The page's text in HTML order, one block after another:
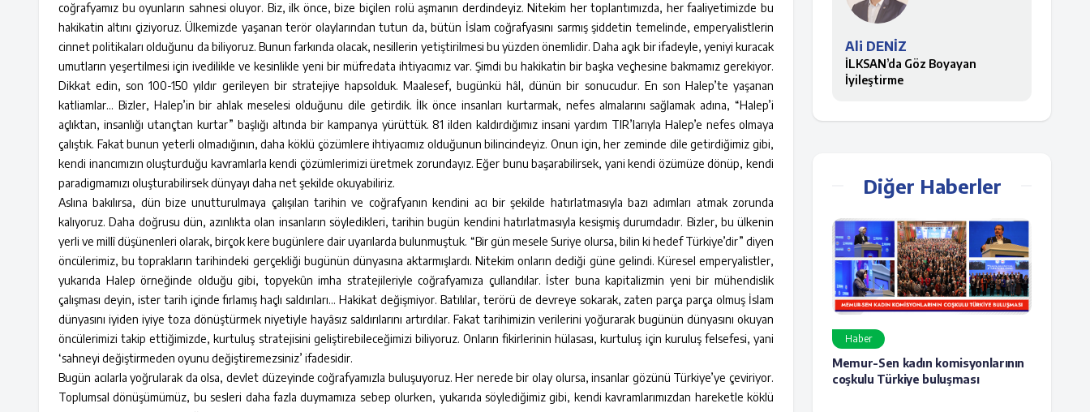
coğrafyamız bu oyunların sahnesi oluyor. Biz, ilk önce, bize biçilen rolü aşmanın derdindeyiz. Nitekim her toplantımızda, her faaliyetimizde bu
hakikatin altını çiziyoruz. Ülkemizde yaşanan terör olaylarından tutun da, bütün İslam coğrafyasını sarmış şiddetin temelinde, emperyalistlerin
cinnet politikaları olduğunu da biliyoruz. Bunun farkında olacak, nesillerin yetiştirilmesi bu yüzden önemlidir. Daha açık bir ifadeyle, yeniyi kuracak
umutların yeşertilmesi için ivedilikle ve kesinlikle yeni bir müfredata ihtiyacımız var. Şimdi bu hakikatin bir başka veçhesine bakmamız gerekiyor.
Dikkat edin, son 100-150 yıldır gerileyen bir stratejiye hapsolduk. Maalesef, bugünkü hâl, dünün bir sonucudur. En son Halep’te yaşanan
katliamlar… Bizler, Halep’in bir ahlak meselesi olduğunu dile getirdik. İlk önce insanları kurtarmak, nefes almalarını sağlamak adına, “Halep’i
açlıktan, insanlığı utançtan kurtar” başlığı altında bir kampanya yürüttük. 81 ilden kaldırdığımız insani yardım TIR’larıyla Halep’e nefes olmaya
çalıştık. Fakat bunun yeterli olmadığının, daha köklü çözümlere ihtiyacımız olduğunun bilincindeyiz. Onun için, her zeminde dile getirdiğimiz gibi,
kendi inancımızın oluşturduğu kavramlarla kendi çözümlerimizi üretmek zorundayız. Eğer bunu başarabilirsek, yani kendi özümüze dönüp, kendi
paradigmamızı oluşturabilirsek dünyayı daha net şekilde okuyabiliriz.
Aslına bakılırsa, dün bize unutturulmaya çalışılan tarihin ve coğrafyanın kendini acı bir şekilde hatırlatmasıyla bazı adımları atmak zorunda
kalıyoruz. Daha doğrusu dün, azınlıkta olan insanların söyledikleri, tarihin bugün kendini hatırlatmasıyla kesişmiş durumdadır. Bizler, bu ülkenin
yerli ve millî düşünenleri olarak, birçok kere bugünlere dair uyarılarda bulunmuştuk. “Bir gün mesele Suriye olursa, bilin ki hedef Türkiye’dir” diyen
öncülerimiz, bu toprakların tarihindeki gerçekliği bugünün dünyasına aktarmışlardı. Nitekim onların dediği güne gelindi. Küresel emperyalistler,
yukarıda Halep örneğinde olduğu gibi, topyekûn imha stratejileriyle coğrafyamıza çullandılar. İster buna kapitalizmin yeni bir mühendislik
çalışması deyin, ister tarih içinde fırlamış haçlı saldırıları… Hakikat değişmiyor. Batılılar, terörü de devreye sokarak, zaten parça parça olmuş İslam
dünyasını iyiden iyiye toza dönüştürmek niyetiyle hayâsız saldırılarını artırdılar. Fakat tarihimizin verilerini yoğurarak bugünün dünyasını okuyan
öncülerimizi takip ettiğimizde, kurtuluş stratejisini geliştirebileceğimizi biliyoruz. Onların fikirlerinin hülasası, kurtuluş için kuruluş felsefesi, yani
‘sahneyi değiştirmeden oyunu değiştiremezsiniz’ ifadesidir.
Bugün acılarla yoğrularak da olsa, devlet düzeyinde coğrafyamızla buluşuyoruz. Her nerede bir olay olursa, insanlar gözünü Türkiye’ye çeviriyor.
Toplumsal dönüşümümüz, bu sesleri daha fazla duymamıza sebep olurken, yukarıda söylediğimiz gibi, kendi kavramlarımızdan hareketle köklü
Ali DENİZ
İLKSAN’da Göz Boyayan
İyileştirme
Diğer Haberler
Haber
Memur-Sen kadın komisyonlarının
coşkulu Türkiye buluşması